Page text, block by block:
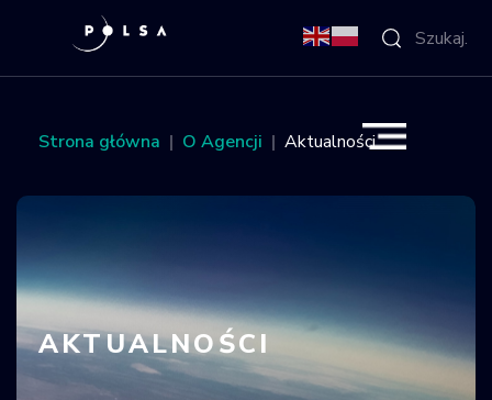
O Agencji
Aktywności
Misja IGNIS
NSIS
Sektor
Strona główna O Agencji Aktualności
AKTUALNOŚCI